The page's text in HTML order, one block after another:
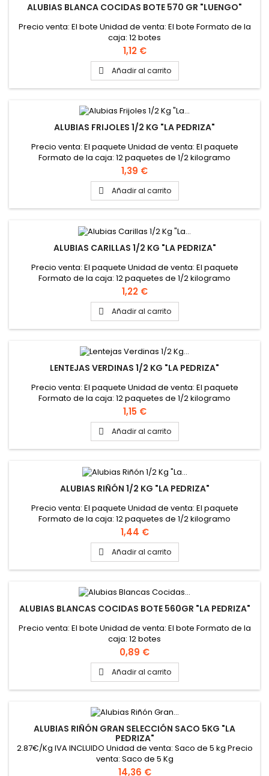
ALUBIAS BLANCA COCIDAS BOTE 570 GR "LUENGO"
Precio venta: El bote Unidad de venta: El bote Formato de la
caja: 12 botes
Precio
1,12 €
 Añadir al carrito
ALUBIAS FRIJOLES 1/2 KG "LA PEDRIZA"
Precio venta: El paquete Unidad de venta: El paquete
Formato de la caja: 12 paquetes de 1/2 kilogramo
Precio
1,39 €
 Añadir al carrito
ALUBIAS CARILLAS 1/2 KG "LA PEDRIZA"
Precio venta: El paquete Unidad de venta: El paquete
Formato de la caja: 12 paquetes de 1/2 kilogramo
Precio
1,22 €
 Añadir al carrito
LENTEJAS VERDINAS 1/2 KG "LA PEDRIZA"
Precio venta: El paquete Unidad de venta: El paquete
Formato de la caja: 12 paquetes de 1/2 kilogramo
Precio
1,15 €
 Añadir al carrito
ALUBIAS RIÑÓN 1/2 KG "LA PEDRIZA"
Precio venta: El paquete Unidad de venta: El paquete
Formato de la caja: 12 paquetes de 1/2 kilogramo
Precio
1,44 €
 Añadir al carrito
ALUBIAS BLANCAS COCIDAS BOTE 560GR "LA PEDRIZA"
Precio venta: El bote Unidad de venta: El bote Formato de la
caja: 12 botes
Precio
0,89 €
 Añadir al carrito
ALUBIAS RIÑÓN GRAN SELECCIÓN SACO 5KG "LA
PEDRIZA"
2.87€/Kg IVA INCLUIDO Unidad de venta: Saco de 5 kg Precio
venta: Saco de 5 Kg
Precio
14,36 €